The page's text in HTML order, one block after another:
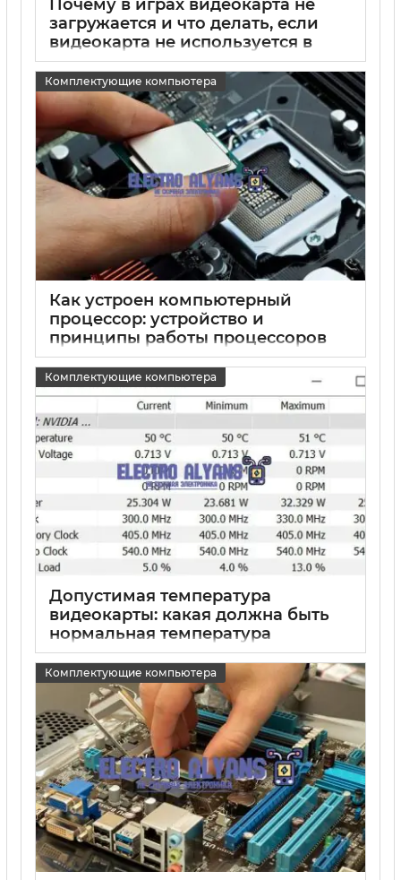
Почему в играх видеокарта не
загружается и что делать, если
видеокарта не используется в
игре
15 05 2025 0
Комплектующие компьютера
Как устроен компьютерный
процессор: устройство и
принципы работы процессоров
15 05 2025 0
Комплектующие компьютера
Допустимая температура
видеокарты: какая должна быть
нормальная температура
устройства
15 05 2025 0
Комплектующие компьютера